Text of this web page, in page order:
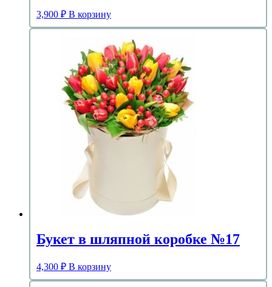
3,900 ₽ В корзину
Букет в шляпной коробке №17
4,300 ₽ В корзину